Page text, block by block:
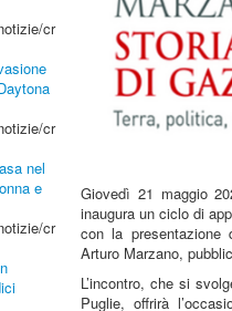
cr
cr
nel
e
cr
Giovedì 21 maggio
inaugura un ciclo di
con la
Arturo Marzano,
L’incontro, che si
Puglie, offrirà